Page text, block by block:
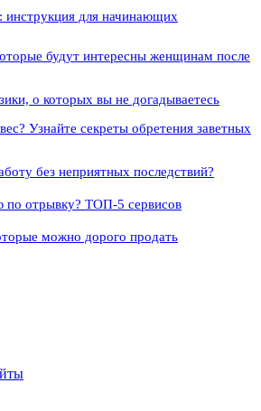
для начинающих
будут интересны женщинам после
о которых вы не догадываетесь
Узнайте секреты обретения заветных
без неприятных последствий?
по отрывку? ТОП-5 сервисов
можно дорого продать